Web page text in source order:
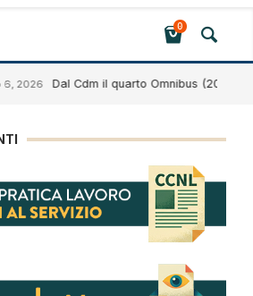
0
Dal Cdm il quarto Omnibus (2026)